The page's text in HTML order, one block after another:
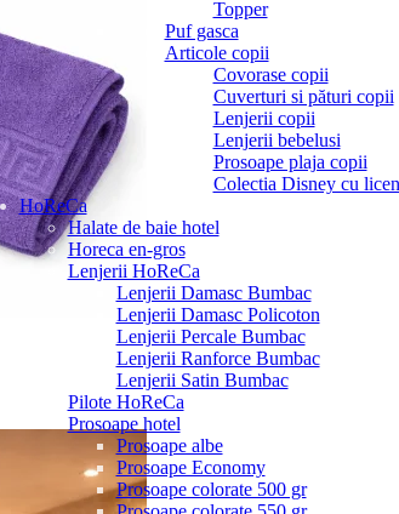
Topper
Puf gasca
Articole copii
Covorase copii
Cuverturi si pături copii
Lenjerii copii
Lenjerii bebelusi
Prosoape plaja copii
Colectia Disney cu
HoReCa
Halate de baie hotel
Horeca en-gros
Lenjerii HoReCa
Lenjerii Damasc Bumbac
Lenjerii Damasc Policoton
Lenjerii Percale Bumbac
Lenjerii Ranforce Bumbac
Lenjerii Satin Bumbac
Pilote HoReCa
Prosoape hotel
Prosoape albe
Prosoape Economy
Prosoape colorate 500 gr